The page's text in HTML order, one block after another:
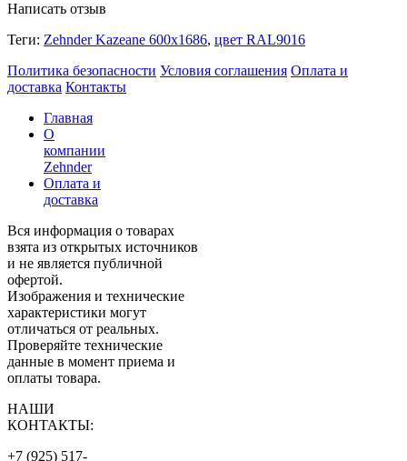
Написать отзыв
Теги: Zehnder Kazeane 600х1686, цвет RAL9016
Политика безопасности Условия соглашения Оплата и
доставка Контакты
Главная
О
компании
Zehnder
Оплата и
доставка
Вся информация о товарах
взята из открытых источников
и не является публичной
офертой.
Изображения и технические
характеристики могут
отличаться от реальных.
Проверяйте технические
данные в момент приема и
оплаты товара.
НАШИ
КОНТАКТЫ:
+7 (925) 517-